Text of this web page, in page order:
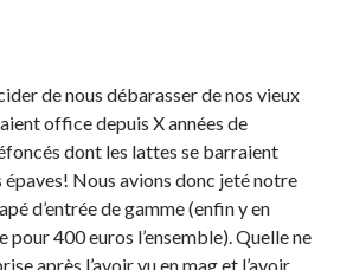
de nous débarasser de nos vieux
office depuis X années de
dont les lattes se barraient
épaves! Nous avions donc jeté notre
d’entrée de gamme (enfin y en
pour 400 euros l’ensemble). Quelle ne
après l’avoir vu en mag et l’avoir